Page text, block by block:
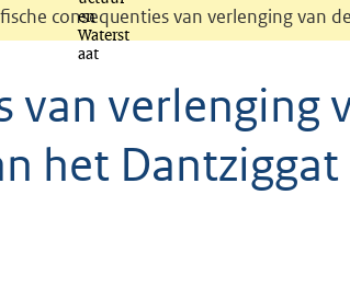
consequenties van verlenging van
van verlenging
het Dantziggat